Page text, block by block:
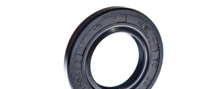
0,0
z
5
hviezdičiek.